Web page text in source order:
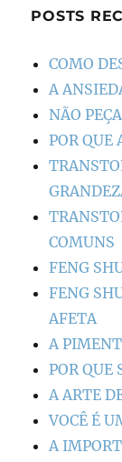
POSTS
COMO
A
NÃO
POR QUE
COMUNS
FENG
FENG
AFETA
A
POR QUE
A ARTE
VOCÊ É
A